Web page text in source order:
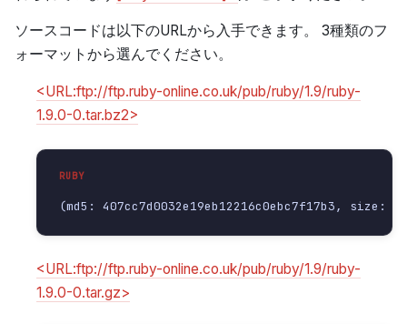
ソースコードは以下のURLから入手できます。 3種類のフ
ォーマットから選んでください。
<URL:ftp://ftp.ruby-online.co.uk/pub/ruby/1.9/ruby-
1.9.0-0.tar.bz2>
(md5: 407cc7d0032e19eb12216c0ebc7f17b3, size:
<URL:ftp://ftp.ruby-online.co.uk/pub/ruby/1.9/ruby-
1.9.0-0.tar.gz>